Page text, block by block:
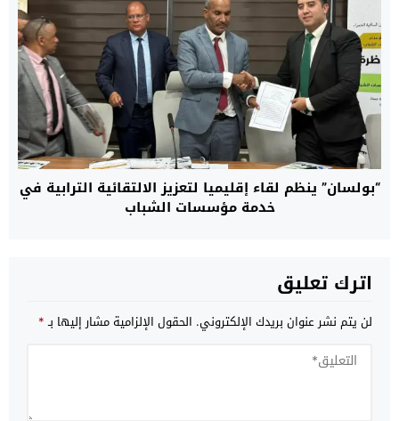
“بولسان” ينظم لقاء إقليميا لتعزيز الالتقائية الترابية في
خدمة مؤسسات الشباب
اترك تعليق
لن يتم نشر عنوان بريدك الإلكتروني. الحقول الإلزامية مشار إليها بـ*